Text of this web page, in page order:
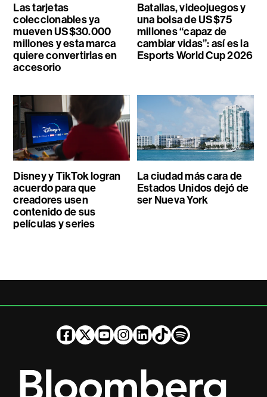
Las tarjetas
coleccionables ya
mueven US$30.000
millones y esta marca
quiere convertirlas en
accesorio
Batallas, videojuegos y
una bolsa de US$75
millones “capaz de
cambiar vidas”: así es la
Esports World Cup 2026
Disney y TikTok logran
acuerdo para que
creadores usen
contenido de sus
películas y series
La ciudad más cara de
Estados Unidos dejó de
ser Nueva York